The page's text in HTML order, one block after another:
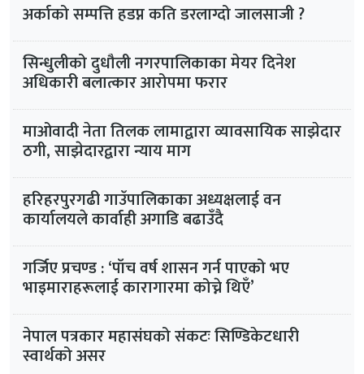
अर्काको सम्पत्ति हडप्न कति डरलाग्दो जालसाजी ?
सिन्धुलीको दुधौली नगरपालिकाका मेयर दिनेश
अधिकारी बलात्कार आरोपमा फरार
माओवादी नेता तिलक लामाद्वारा व्यावसायिक साझेदार
ठगी, साझेदारद्वारा न्याय माग
हरिहरपुरगढी गाउँपालिकाका अध्यक्षलाई वन
कार्यालयले कार्वाही अगाडि बढाउँदै
गर्जिए प्रचण्ड : ‘पाँच वर्ष शासन गर्न पाएको भए
भाइमाराहरूलाई कारागारमा कोच्ने थिएँ’
नेपाल पत्रकार महासंघको संकटः सिण्डिकेटधारी
स्वार्थको असर